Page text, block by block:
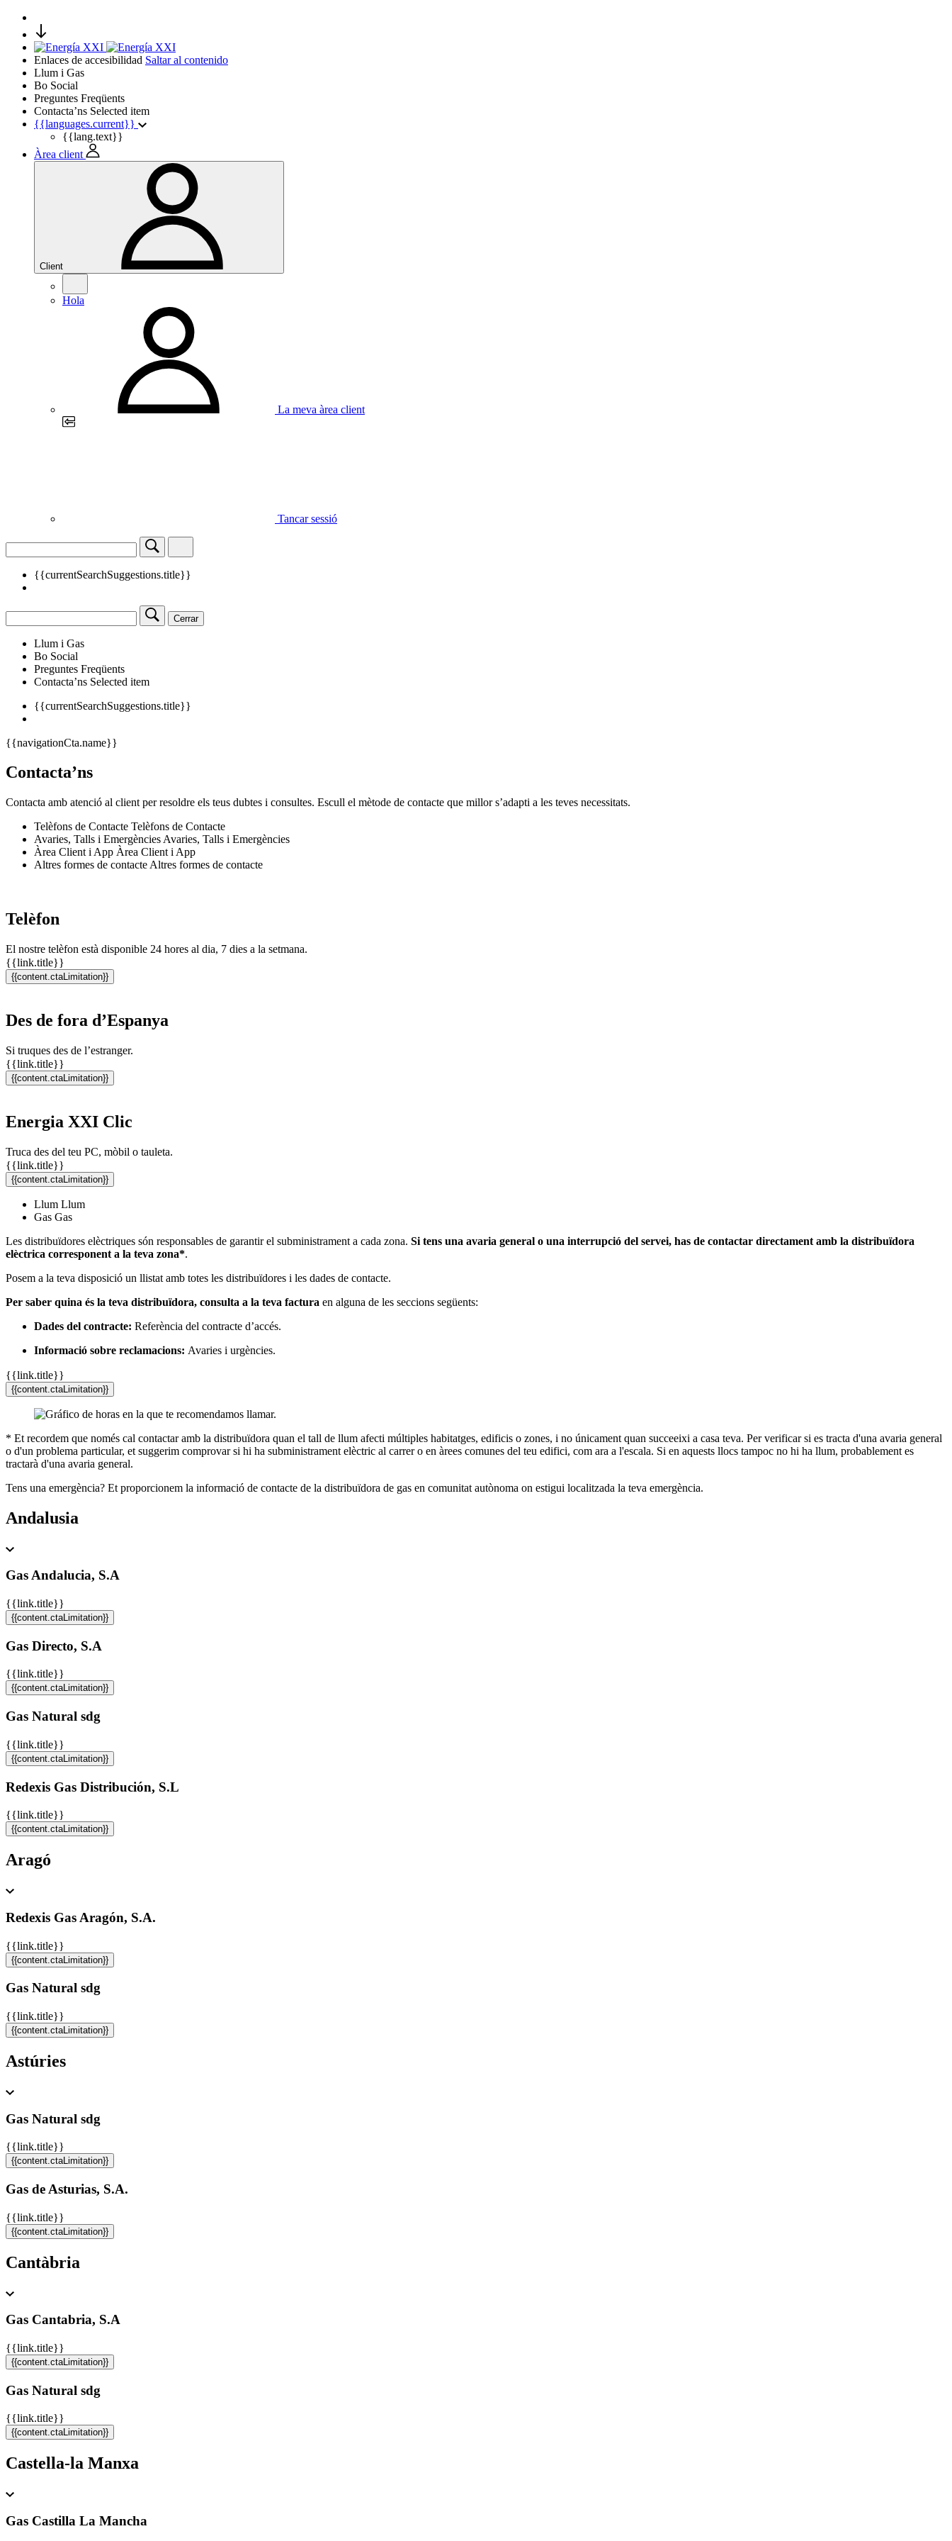
Enlaces de accesibilidad Saltar al contenido
Llum i Gas
Bo Social
Preguntes Freqüents
Contacta’ns Selected item
{{languages.current}}
{{lang.text}}
Àrea client
Client
Hola
La meva àrea client
Tancar sessió
{{currentSearchSuggestions.title}}
Cerrar
Llum i Gas
Bo Social
Preguntes Freqüents
Contacta’ns Selected item
{{currentSearchSuggestions.title}}
{{navigationCta.name}}
Contacta’ns
Contacta amb atenció al client per resoldre els teus dubtes i consultes. Escull el mètode de contacte que millor s’adapti a les teves necessitats.
Telèfons de Contacte Telèfons de Contacte
Avaries, Talls i Emergències Avaries, Talls i Emergències
Àrea Client i App Àrea Client i App
Altres formes de contacte Altres formes de contacte
Telèfon
El nostre telèfon està disponible 24 hores al dia, 7 dies a la setmana.
{{link.title}}
{{content.ctaLimitation}}
Des de fora d’Espanya
Si truques des de l’estranger.
{{link.title}}
{{content.ctaLimitation}}
Energia XXI Clic
Truca des del teu PC, mòbil o tauleta.
{{link.title}}
{{content.ctaLimitation}}
Llum Llum
Gas Gas
Les distribuïdores elèctriques són responsables de garantir el subministrament a cada zona. Si tens una avaria general o una interrupció del servei, has de contactar directament amb la distribuïdora
elèctrica corresponent a la teva zona*.
Posem a la teva disposició un llistat amb totes les distribuïdores i les dades de contacte.
Per saber quina és la teva distribuïdora, consulta a la teva factura en alguna de les seccions següents:
Dades del contracte: Referència del contracte d’accés.
Informació sobre reclamacions: Avaries i urgències.
{{link.title}}
{{content.ctaLimitation}}
* Et recordem que només cal contactar amb la distribuïdora quan el tall de llum afecti múltiples habitatges, edificis o zones, i no únicament quan succeeixi a casa teva. Per verificar si es tracta d'una avaria general
o d'un problema particular, et suggerim comprovar si hi ha subministrament elèctric al carrer o en àrees comunes del teu edifici, com ara a l'escala. Si en aquests llocs tampoc no hi ha llum, probablement es
tractarà d'una avaria general.
Tens una emergència? Et proporcionem la informació de contacte de la distribuïdora de gas en comunitat autònoma on estigui localitzada la teva emergència.
Andalusia
Gas Andalucia, S.A
{{link.title}}
{{content.ctaLimitation}}
Gas Directo, S.A
{{link.title}}
{{content.ctaLimitation}}
Gas Natural sdg
{{link.title}}
{{content.ctaLimitation}}
Redexis Gas Distribución, S.L
{{link.title}}
{{content.ctaLimitation}}
Aragó
Redexis Gas Aragón, S.A.
{{link.title}}
{{content.ctaLimitation}}
Gas Natural sdg
{{link.title}}
{{content.ctaLimitation}}
Astúries
Gas Natural sdg
{{link.title}}
{{content.ctaLimitation}}
Gas de Asturias, S.A.
{{link.title}}
{{content.ctaLimitation}}
Cantàbria
Gas Cantabria, S.A
{{link.title}}
{{content.ctaLimitation}}
Gas Natural sdg
{{link.title}}
{{content.ctaLimitation}}
Castella-la Manxa
Gas Castilla La Mancha